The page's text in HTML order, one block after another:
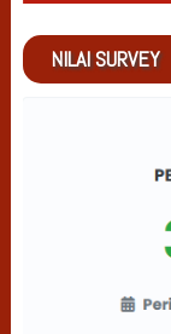
NILAI SURVEY